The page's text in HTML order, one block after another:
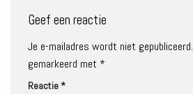
Geef een reactie
Je e-mailadres wordt niet gepubliceerd.
gemarkeerd met *
Reactie*